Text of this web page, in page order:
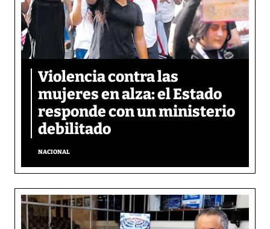
Violencia contra las
mujeres en alza: el Estado
responde con un ministerio
debilitado
NACIONAL